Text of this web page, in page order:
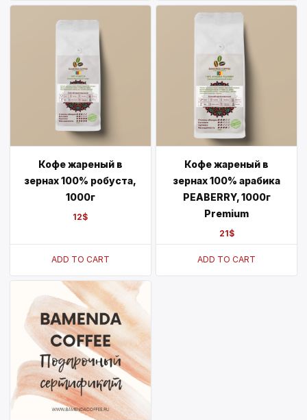
Кофе жареный в
зернах 100% робуста,
1000г
12$
ADD TO CART
Кофе жареный в
зернах 100% арабика
PEABERRY, 1000г
Premium
21$
ADD TO CART